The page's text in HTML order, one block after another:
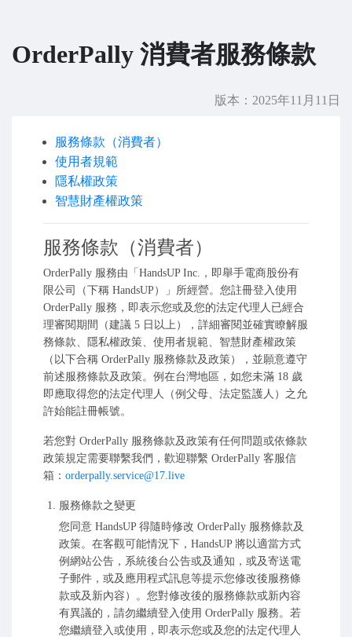
OrderPally 消費者服務條款
版本：2025年11月11日
服務條款（消費者）
使用者規範
隱私權政策
智慧財產權政策
服務條款（消費者）
OrderPally 服務由「HandsUP Inc.，即舉手電商股份有
限公司（下稱 HandsUP）」所經營。您註冊登入使用
OrderPally 服務，即表示您或及您的法定代理人已經合
理審閱期間（建議 5 日以上），詳細審閱並確實瞭解服
務條款、隱私權政策、使用者規範、智慧財產權政策
（以下合稱 OrderPally 服務條款及政策），並願意遵守
前述服務條款及政策。例在台灣地區，如您未滿 18 歲
即應取得您的法定代理人（例父母、法定監護人）之允
許始能註冊帳號。
若您對 OrderPally 服務條款及政策有任何問題或依條款
政策規定需要聯繫我們，歡迎聯繫 OrderPally 客服信
箱： orderpally.service@17.live
服務條款之變更
您同意 HandsUP 得隨時修改 OrderPally 服務條款及
政策。在客觀可能情況下，HandsUP 將以適當方式
例網站公告，系統後台公告或及通知，或及寄送電
子郵件，或及應用程式訊息等提示您修改後服務條
款或及新內容）。您對修改後的服務條款或新內容
有異議的，請勿繼續登入使用 OrderPally 服務。若
您繼續登入或使用，即表示您或及您的法定代理人